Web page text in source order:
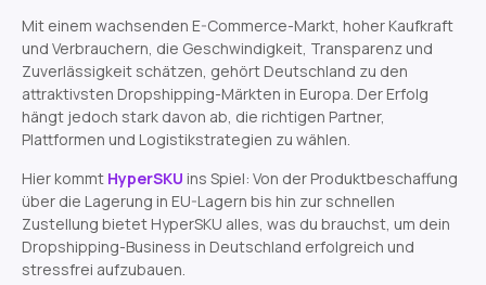
Mit einem wachsenden E-Commerce-Markt, hoher Kaufkraft
und Verbrauchern, die Geschwindigkeit, Transparenz und
Zuverlässigkeit schätzen, gehört Deutschland zu den
attraktivsten Dropshipping-Märkten in Europa. Der Erfolg
hängt jedoch stark davon ab, die richtigen Partner,
Plattformen und Logistikstrategien zu wählen.
Hier kommt HyperSKU ins Spiel: Von der Produktbeschaffung
über die Lagerung in EU-Lagern bis hin zur schnellen
Zustellung bietet HyperSKU alles, was du brauchst, um dein
Dropshipping-Business in Deutschland erfolgreich und
stressfrei aufzubauen.